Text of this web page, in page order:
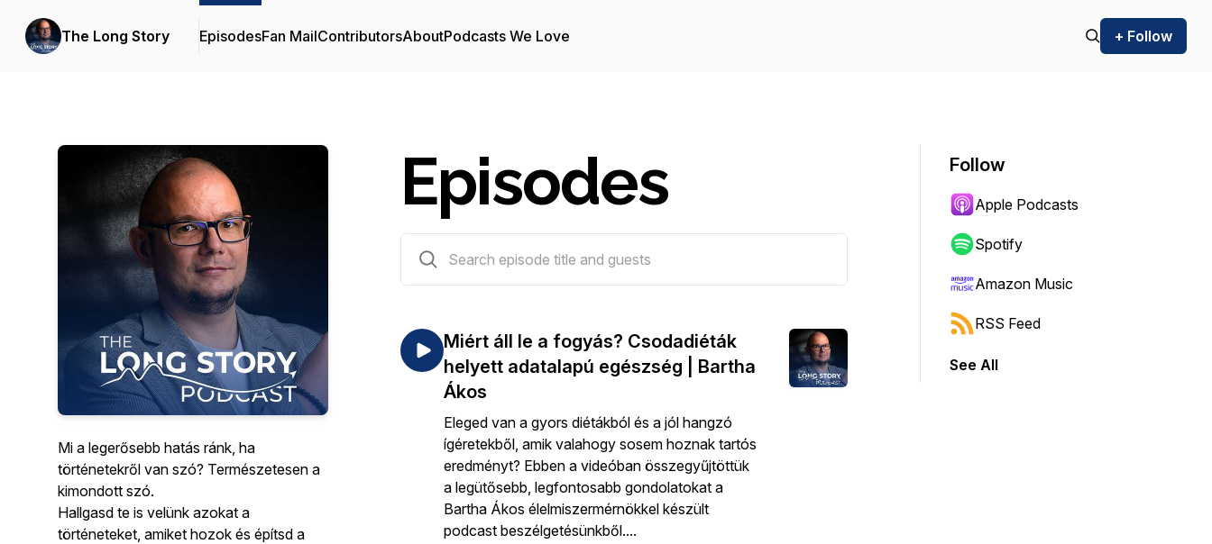
The Long Story EpisodesFan MailContributorsAboutPodcasts We Love + Follow
Mi a legerősebb hatás ránk, ha
történetekről van szó? Természetesen a
kimondott szó.
Hallgasd te is velünk azokat a
történeteket, amiket hozok és építsd a
Episodes
Miért áll le a fogyás? Csodadiéták
helyett adatalapú egészség | Bartha
Ákos
Eleged van a gyors diétákból és a jól hangzó
ígéretekből, amik valahogy sosem hoznak tartós
eredményt? Ebben a videóban összegyűjtöttük
a legütősebb, legfontosabb gondolatokat a
Bartha Ákos élelmiszermérnökkel készült
podcast beszélgetésünkből....
Follow
Apple Podcasts
Spotify
Amazon Music
RSS Feed
See All